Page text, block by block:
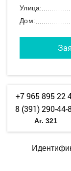
Улица:
Дом:
+7 965 895 22
8 (391) 290-44-
Аг. 321